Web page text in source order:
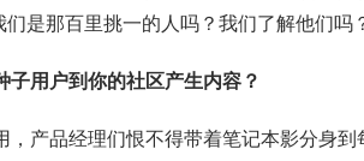
们是那百里挑一的人吗？我们了解他们吗
子用户到你的社区产生内容？
产品经理们恨不得带着笔记本影分身到